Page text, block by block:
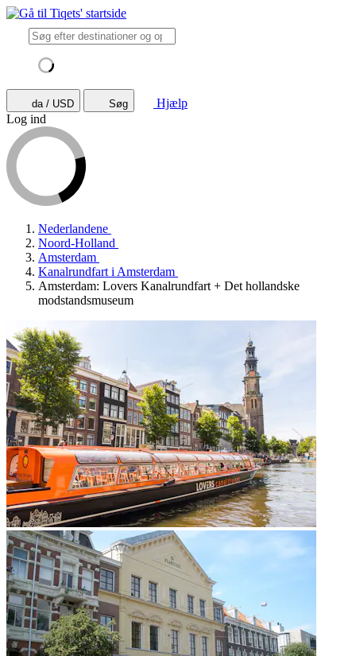
da / USD Søg
Hjælp
Log ind
Nederlandene
Noord-Holland
Amsterdam
Kanalrundfart i Amsterdam
Amsterdam: Lovers Kanalrundfart + Det hollandske
modstandsmuseum